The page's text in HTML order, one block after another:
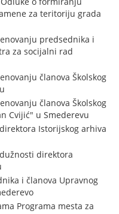
za teritoriju grada
predsednika i
za socijalni rad
članova Školskog
članova Školskog
Cvijić" u Smederevu
Istorijskog arhiva
direktora
i članova Upravnog
Programa mesta za